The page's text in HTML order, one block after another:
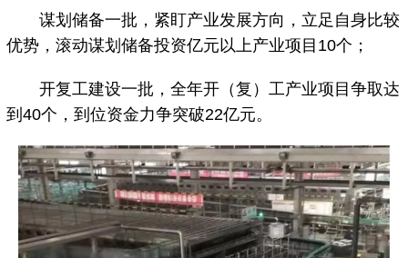
谋划储备一批，紧盯产业发展方向，立足自身比较
优势，滚动谋划储备投资亿元以上产业项目10个；
开复工建设一批，全年开（复）工产业项目争取达
到40个，到位资金力争突破22亿元。